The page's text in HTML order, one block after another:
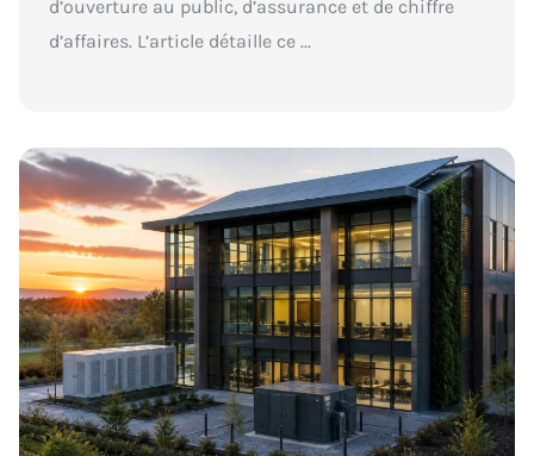
d’ouverture au public, d’assurance et de chiffre
d’affaires. L’article détaille ce ...